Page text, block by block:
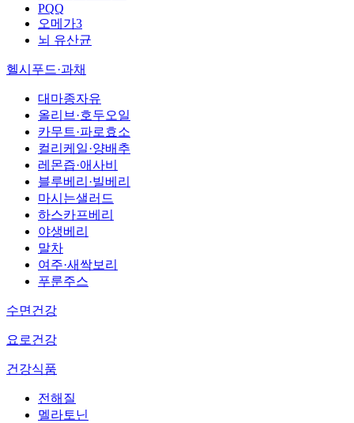
PQQ
오메가3
뇌 유산균
헬시푸드·과채
대마종자유
올리브·호두오일
카무트·파로효소
컬리케일·양배추
레몬즙·애사비
블루베리·빌베리
마시는샐러드
하스카프베리
야생베리
말차
여주·새싹보리
푸룬주스
수면건강
요로건강
건강식품
전해질
멜라토닌